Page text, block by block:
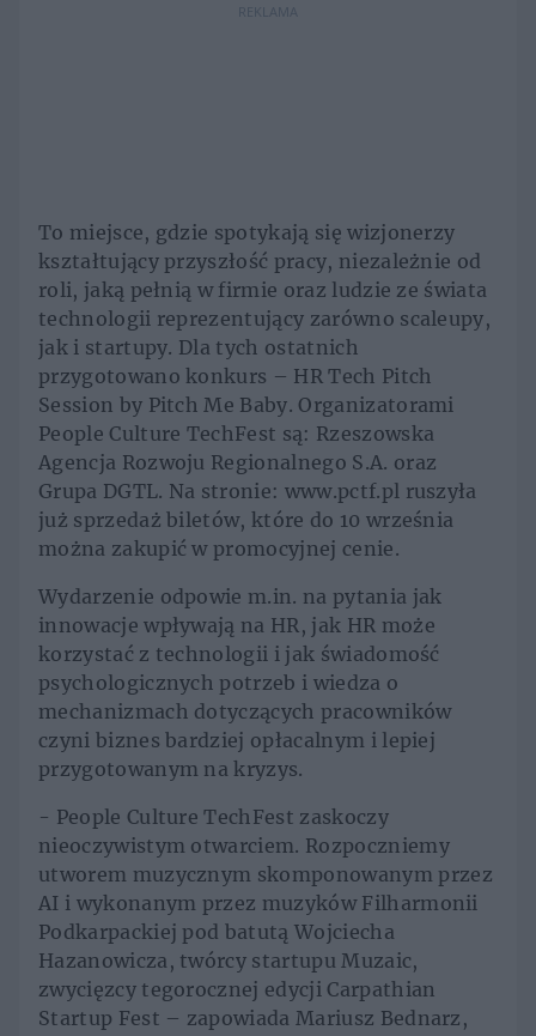
REKLAMA
To miejsce, gdzie spotykają się wizjonerzy
kształtujący przyszłość pracy, niezależnie od
roli, jaką pełnią w firmie oraz ludzie ze świata
technologii reprezentujący zarówno scaleupy,
jak i startupy. Dla tych ostatnich
przygotowano konkurs – HR Tech Pitch
Session by Pitch Me Baby. Organizatorami
People Culture TechFest są: Rzeszowska
Agencja Rozwoju Regionalnego S.A. oraz
Grupa DGTL. Na stronie: www.pctf.pl ruszyła
już sprzedaż biletów, które do 10 września
można zakupić w promocyjnej cenie.
Wydarzenie odpowie m.in. na pytania jak
innowacje wpływają na HR, jak HR może
korzystać z technologii i jak świadomość
psychologicznych potrzeb i wiedza o
mechanizmach dotyczących pracowników
czyni biznes bardziej opłacalnym i lepiej
przygotowanym na kryzys.
- People Culture TechFest zaskoczy
nieoczywistym otwarciem. Rozpoczniemy
utworem muzycznym skomponowanym przez
AI i wykonanym przez muzyków Filharmonii
Podkarpackiej pod batutą Wojciecha
Hazanowicza, twórcy startupu Muzaic,
zwycięzcy tegorocznej edycji Carpathian
Startup Fest – zapowiada Mariusz Bednarz,